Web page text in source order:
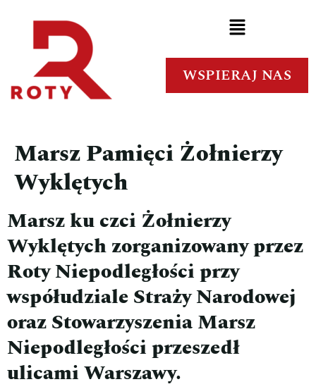
WSPIERAJ NAS
Marsz Pamięci Żołnierzy
Wyklętych
Marsz ku czci Żołnierzy
Wyklętych zorganizowany przez
Roty Niepodległości przy
współudziale Straży Narodowej
oraz Stowarzyszenia Marsz
Niepodległości przeszedł
ulicami Warszawy.